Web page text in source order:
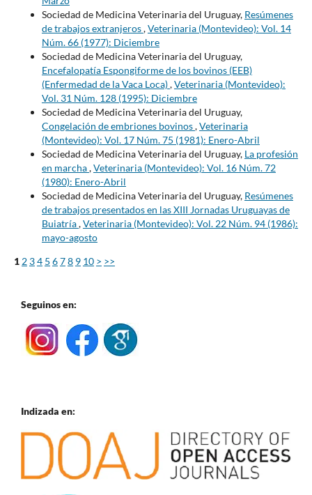
Sociedad de Medicina Veterinaria del Uruguay, Resúmenes
de trabajos extranjeros,Veterinaria (Montevideo): Vol. 14
Núm. 66 (1977): Diciembre
Sociedad de Medicina Veterinaria del Uruguay,
Encefalopatía Espongiforme de los bovinos (EEB)
(Enfermedad de la Vaca Loca),Veterinaria (Montevideo):
Vol. 31 Núm. 128 (1995): Diciembre
Sociedad de Medicina Veterinaria del Uruguay,
Congelación de embriones bovinos,Veterinaria
(Montevideo): Vol. 17 Núm. 75 (1981): Enero-Abril
Sociedad de Medicina Veterinaria del Uruguay, La profesión
en marcha,Veterinaria (Montevideo): Vol. 16 Núm. 72
(1980): Enero-Abril
Sociedad de Medicina Veterinaria del Uruguay, Resúmenes
de trabajos presentados en las XIII Jornadas Uruguayas de
Buiatría,Veterinaria (Montevideo): Vol. 22 Núm. 94 (1986):
mayo-agosto
1 2 34 5 678 9 10 > >>
Seguinos en:
Indizada en: